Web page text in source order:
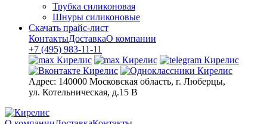
Трубка силиконовая
Шнуры силиконовые
Скачать прайс-лист
КонтактыДоставкаО компании
+7 (495) 983-11-11
Адрес: 140000 Московская область, г. Люберцы,
ул. Котельническая, д.15 В